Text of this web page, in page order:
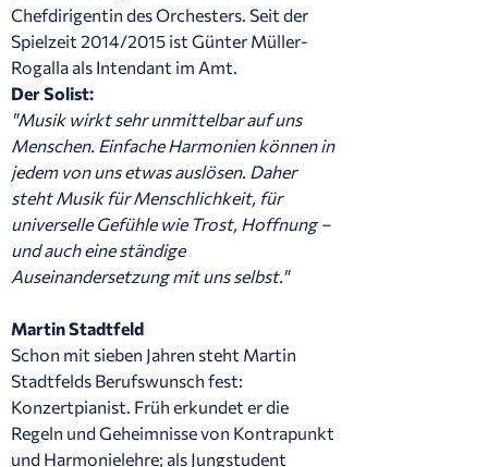
Chefdirigentin des Orchesters. Seit der
Spielzeit 2014/2015 ist Günter Müller-
Rogalla als Intendant im Amt.
Der Solist:
"Musik wirkt sehr unmittelbar auf uns
Menschen. Einfache Harmonien können in
jedem von uns etwas auslösen. Daher
steht Musik für Menschlichkeit, für
universelle Gefühle wie Trost, Hoffnung –
und auch eine ständige
Auseinandersetzung mit uns selbst."
Martin Stadtfeld
Schon mit sieben Jahren steht Martin
Stadtfelds Berufswunsch fest:
Konzertpianist. Früh erkundet er die
Regeln und Geheimnisse von Kontrapunkt
und Harmonielehre; als Jungstudent